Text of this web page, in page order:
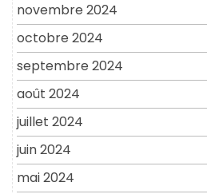
novembre 2024
octobre 2024
septembre 2024
août 2024
juillet 2024
juin 2024
mai 2024